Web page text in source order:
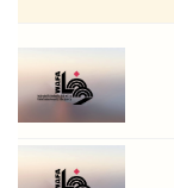
سلي ...